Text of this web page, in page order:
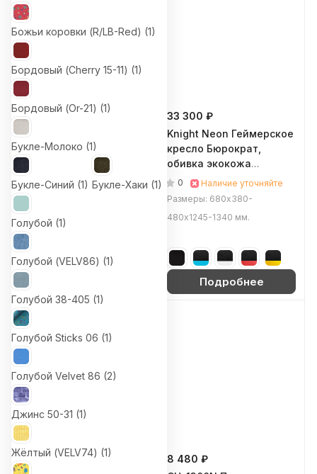
Божьи коровки (R/LB-Red) (1)
Бордовый (Cherry 15-11) (1)
Бордовый (Or-21) (1)
Букле-Молоко (1)
Букле-Синий (1) Букле-Хаки (1)
Голубой (1)
Голубой (VELV86) (1)
Голубой 38-405 (1)
Голубой Sticks 06 (1)
Голубой Velvet 86 (2)
Джинс 50-31 (1)
Жёлтый (VELV74) (1)
32 860 ₽
Zombie VIKING KNIGHT
Геймерское кресло
Бюрократ, обивка ткань
(Темно-коричневый
(Light-10))
0
Наличие уточняйте
Размеры: 680х430-510х1265-
1360 мм.
33 300 ₽
Knight Neon Геймерское
кресло Бюрократ,
обивка экокожа
(Черный / желтый)
0
Наличие уточняйте
Размеры: 680х380-
480х1245-1340 мм.
Подробнее
14 150 ₽
8 480 ₽